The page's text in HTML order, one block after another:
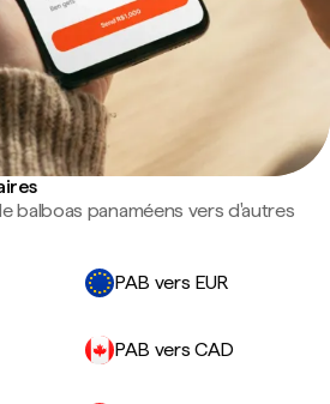
balboas panaméens vers d'autres
PAB vers EUR
PAB vers CAD